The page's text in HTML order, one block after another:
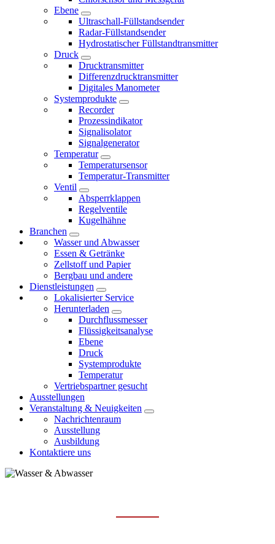
Ebene
Ultraschall-Füllstandsender
Radar-Füllstandsender
Hydrostatischer Füllstandtransmitter
Druck
Drucktransmitter
Differenzdrucktransmitter
Digitales Manometer
Systemprodukte
Recorder
Prozessindikator
Signalisolator
Signalgenerator
Temperatur
Temperatursensor
Temperatur-Transmitter
Ventil
Absperrklappen
Regelventile
Kugelhähne
Branchen
Wasser und Abwasser
Essen & Getränke
Zellstoff und Papier
Bergbau und andere
Dienstleistungen
Lokalisierter Service
Herunterladen
Durchflussmesser
Flüssigkeitsanalyse
Ebene
Druck
Systemprodukte
Temperatur
Vertriebspartner gesucht
Ausstellungen
Veranstaltung & Neuigkeiten
Nachrichtenraum
Ausstellung
Ausbildung
Kontaktiere uns